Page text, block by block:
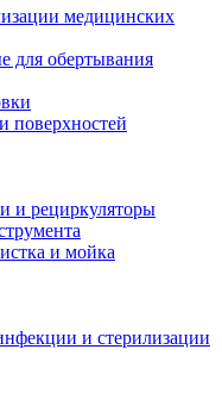
медицинских
для обертывания
поверхностей
и рециркуляторы
и мойка
и стерилизации